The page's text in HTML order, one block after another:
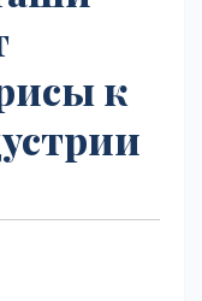
к